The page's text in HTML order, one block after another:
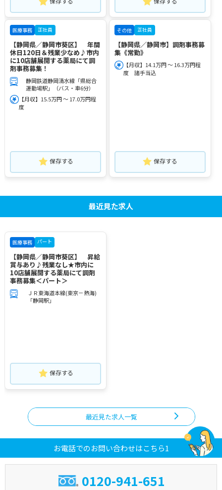
医療事務 正社員
【静岡県／静岡市葵区】 年間
休日120日＆残業少なめ♪市内
に10店舗展開する薬局にて調
剤事務募集！
静岡鉄道静岡清水線「県総合
運動場駅」（バス・車6分）
【月収】15.5万円 ～ 17.0万円程
度
保存する
その他 正社員
【静岡県／静岡市】調剤事務募
集《常勤》
【月収】14.1万円 ～ 16.3万円程
度 諸手当込
保存する
最近見た求人
医療事務 パート
【静岡県／静岡市葵区】 昇給
賞与あり♪残業なし★市内に
10店舗展開する薬局にて調剤
事務募集＜パート＞
ＪＲ東海道本線(東京－熱海)
「静岡駅」
保存する
最近見た求人一覧
お電話でのお問い合わせはこちら1
0120-941-651